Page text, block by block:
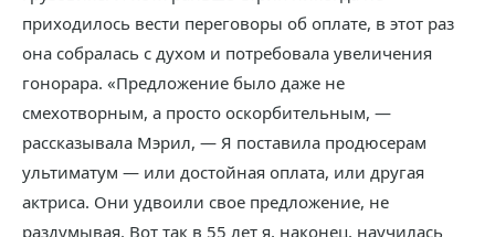
приходилось вести переговоры об оплате, в этот раз
она собралась с духом и потребовала увеличения
гонорара. «Предложение было даже не
смехотворным, а просто оскорбительным, —
рассказывала Мэрил, — Я поставила продюсерам
ультиматум — или достойная оплата, или другая
актриса. Они удвоили свое предложение, не
раздумывая. Вот так в 55 лет я, наконец, научилась